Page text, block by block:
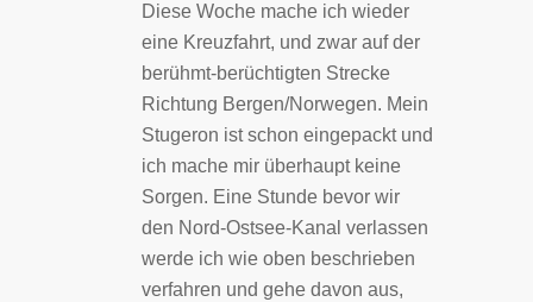
Diese Woche mache ich wieder
eine Kreuzfahrt, und zwar auf der
berühmt-berüchtigten Strecke
Richtung Bergen/Norwegen. Mein
Stugeron ist schon eingepackt und
ich mache mir überhaupt keine
Sorgen. Eine Stunde bevor wir
den Nord-Ostsee-Kanal verlassen
werde ich wie oben beschrieben
verfahren und gehe davon aus,